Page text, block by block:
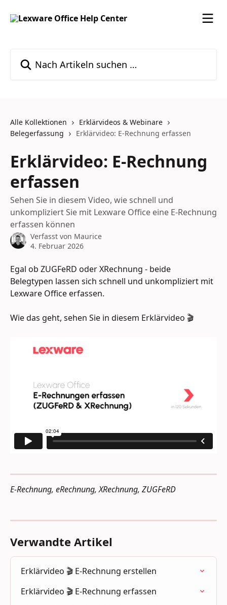
Alle Kollektionen
Erklärvideos & Webinare
Belegerfassung
Erklärvideo: E-Rechnung erfassen
Erklärvideo: E-Rechnung
erfassen
Sehen Sie in diesem Video, wie schnell und
unkompliziert Sie mit Lexware Office eine E-Rechnung
erfassen können
Verfasst von Maurice
4. Februar 2026
Egal ob ZUGFeRD oder XRechnung - beide
Belegtypen lassen sich schnell und unkompliziert mit
Lexware Office erfassen.
Wie das geht, sehen Sie in diesem Erklärvideo 🎬
E-Rechnung, eRechnung, XRechnung, ZUGFeRD
Verwandte Artikel
Erklärvideo 🎬 E-Rechnung erstellen
Erklärvideo 🎬 E-Rechnung erfassen